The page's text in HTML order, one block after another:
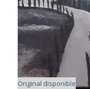
Original disponible